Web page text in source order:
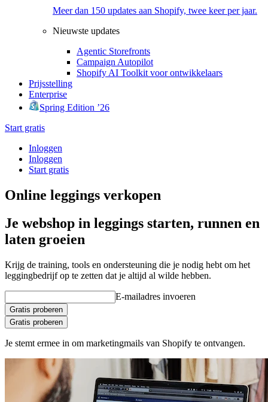
Meer dan 150 updates aan Shopify, twee keer per jaar.
Nieuwste updates
Agentic Storefronts
Campaign Autopilot
Shopify AI Toolkit voor ontwikkelaars
Prijsstelling
Enterprise
Spring Edition ’26
Start gratis
Inloggen
Inloggen
Start gratis
Online leggings verkopen
Je webshop in leggings starten, runnen en
laten groeien
Krijg de training, tools en ondersteuning die je nodig hebt om het
leggingbedrijf op te zetten dat je altijd al wilde hebben.
E-mailadres invoeren
Gratis proberen
Gratis proberen
Je stemt ermee in om marketingmails van Shopify te ontvangen.